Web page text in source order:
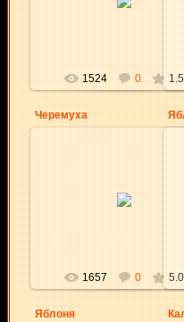
1524 0 1.5
Черемуха
1657 0 5.0
Яблоня